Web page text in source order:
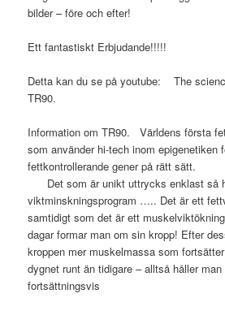
bilder – före och efter!
Ett fantastiskt Erbjudande!!!!!
Detta kan du se på youtube: The
TR90.
Information om TR90. Världens första
som använder hi-tech inom epigenetiken
fettkontrollerande
Det som är unikt uttrycks enklast så
viktminskningsprogram ….. Det är ett
samtidigt som det är ett
dagar formar man om sin kropp! Efter
kroppen mer muskelmassa som
dygnet runt än tidigare – alltså håller
fortsättningsvis